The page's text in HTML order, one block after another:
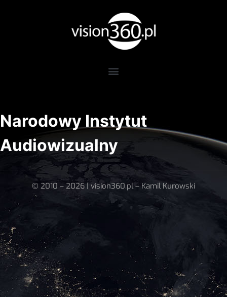
Narodowy Instytut
Audiowizualny
© 2010 – 2026 | vision360.pl – Kamil Kurowski